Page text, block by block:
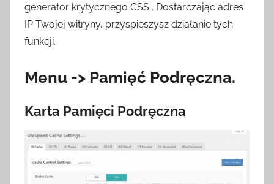
generator krytycznego CSS . Dostarczając adres
IP Twojej witryny, przyspieszysz działanie tych
funkcji.
Menu -> Pamięć Podręczna.
Karta Pamięci Podręczna